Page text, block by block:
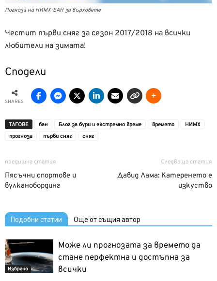
Погноза на НИМХ-БАН за върховете
Честит първи сняг за сезон 2017/2018 на всички
любители на зимата!
Сподели
SHARES
ТАГОВЕ бан Блог за бури и екстремно време времето
НИМХ
прогноза
първи сняг сняг
предишна статия
Пясъчни спортове и
вулканобординг
Следваща статия
Давид Лама: Катеренето е
изкуство
Подобни статии Още от същия автор
Избрано
Може ли прогнозата за времето да
стане перфектна и достъпна за
всички